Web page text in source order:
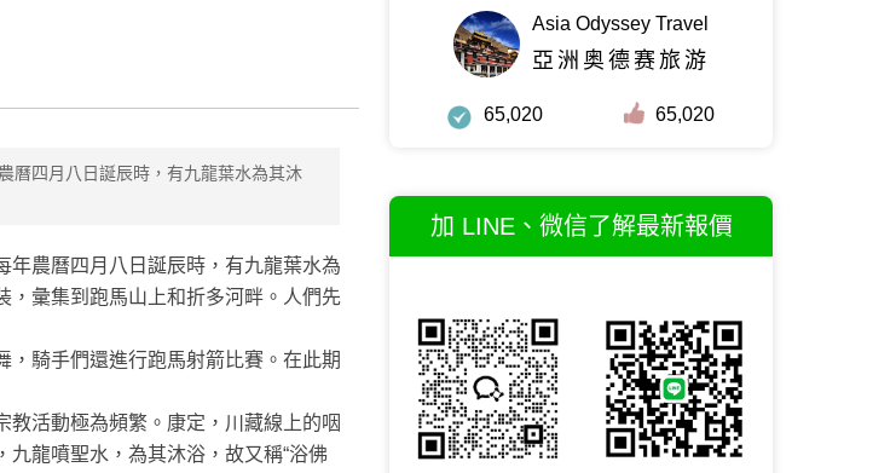
曆四月八日誕辰時，有九龍葉水為其沐
年農曆四月八日誕辰時，有九龍葉水為
，彙集到跑馬山上和折多河畔。人們先
騎手們還進行跑馬射箭比賽。在此期
活動極為頻繁。康定，川藏線上的咽
龍噴聖水，為其沐浴，故又稱“浴佛
Asia Odyssey Travel
亞洲奥德赛旅游
65,020 65,020
加 LINE、微信了解最新報價